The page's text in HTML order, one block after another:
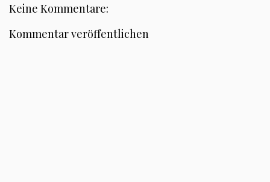
Keine Kommentare:
Kommentar veröffentlichen